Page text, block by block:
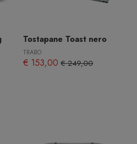
Tostapane Toast nero
TRABO
€ 153,00 € 249,00